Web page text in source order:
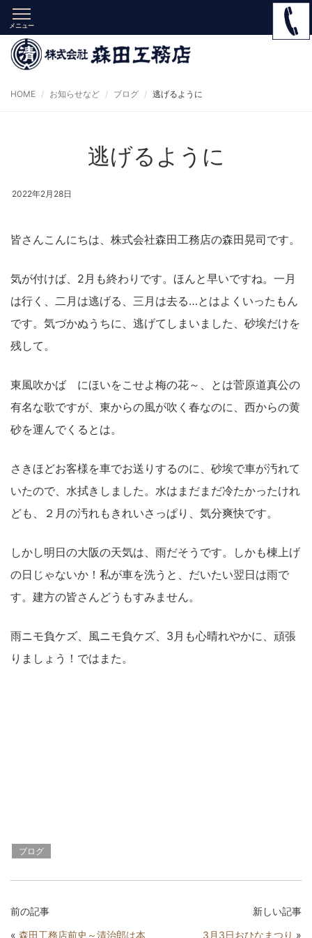
メニュー
HOME お知らせなど ブログ 逃げるように
逃げるように
2022年2月28日
皆さんこんにちは、株式会社森田工務店の森田晃司です。
気が付けば、2月も終わりです。ほんと早いですね。一月
は行く、二月は逃げる、三月は去る…とはよくいったもん
です。気づかぬうちに、逃げてしまいました、砂埃だけを
残して。
東風吹かば にほいをこせよ梅の花～、とは菅原道真公の
有名な歌ですが、東からの風が吹く春なのに、西からの黄
砂を運んでくるとは。
さきほどお客様を車でお送りするのに、砂埃で車が汚れて
いたので、水拭きしました。水はまだまだ冷たかったけれ
ども、２月の汚れもきれいさっぱり、気分爽快です。
しかし明日の大阪の天気は、雨だそうです。しかも棟上げ
の日じゃないか！私が車を洗うと、だいたい翌日は雨で
す。建方の皆さんどうもすみません。
雨ニモ負ケズ、風ニモ負ケズ、3月も心晴れやかに、頑張
りましょう！ではまた。
ブログ
前の記事
« 森田工務店前史～清治郎は本
新しい記事
3月3日おひなまつり »